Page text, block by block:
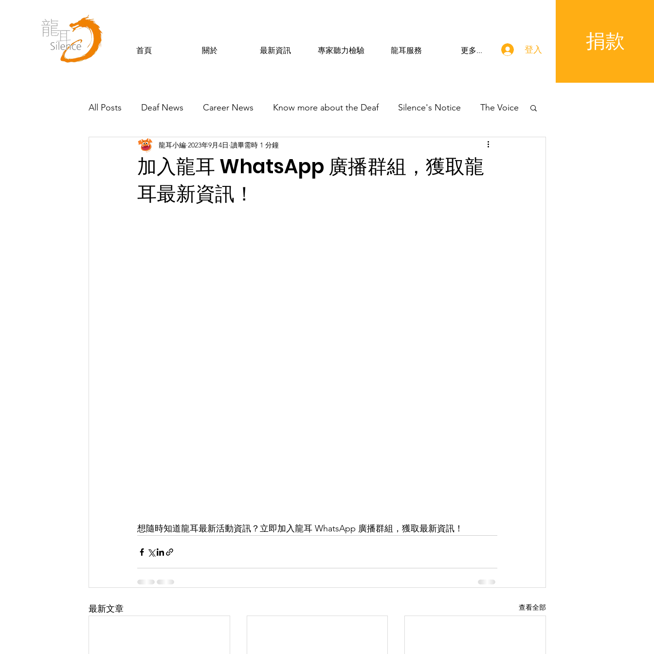
首頁 關於 最新資訊 專家聽力檢驗 龍耳服務 更多... 登入 捐款
All Posts Deaf News Career News Know more about the Deaf Silence's Notice The Voice
Silence’s Friends
加入龍耳 WhatsApp 廣播群組，獲取龍
耳最新資訊！
龍耳小編 2023年9月4日 讀畢需時 1 分鐘
想隨時知道龍耳最新活動資訊？立即加入龍耳 WhatsApp 廣播群組，獲取最新資訊！
最新文章 查看全部